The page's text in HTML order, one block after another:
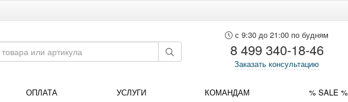
с 9:30 до 21:00 по будням
8 499 340-18-46
Заказать консультацию
ОПЛАТА УСЛУГИ КОМАНДАМ % SALE %